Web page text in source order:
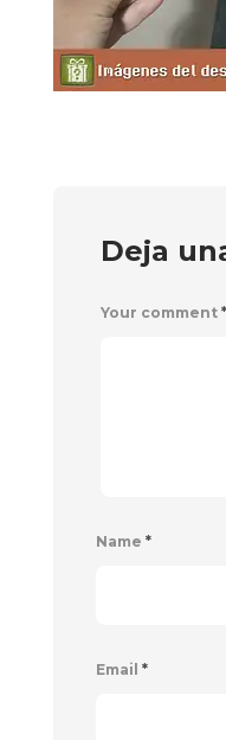
Deja
Your comment *
Name *
Email *